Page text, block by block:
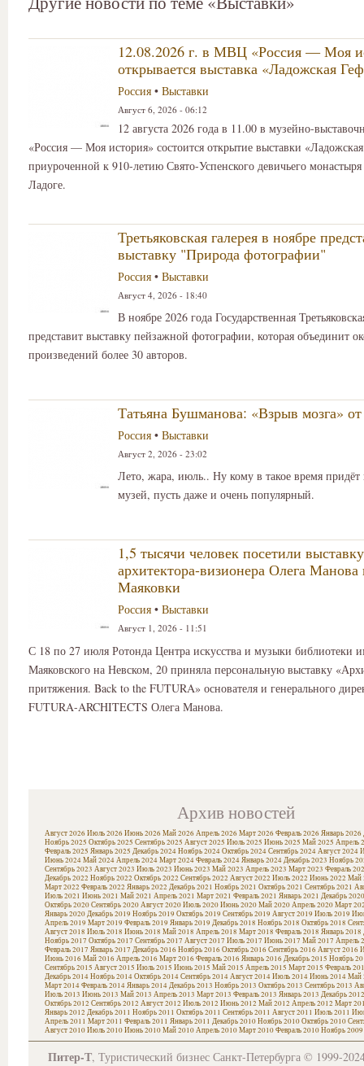
12.08.2026 г. в МВЦ «Россия — Моя
открывается выставка «Ладожская
Россия • Выставки
Август 6, 2026 - 06:12
12 августа 2026 года в 11.00 в музейно-
«Россия — Моя история» состоится открытие выставки
приуроченной к 910-летию Свято-Успенского девичьего
Ладоге.
Третьяковская галерея в ноябре
выставку "Природа фотографии"
Россия • Выставки
Август 4, 2026 - 18:40
В ноябре 2026 года Государственная
представит выставку пейзажной фотографии, которая объединит
произведений более 30 авторов.
Татьяна Бушманова: «Взрыв мозга»
Россия • Выставки
Август 2, 2026 - 23:02
Лето, жара, июль.. Ну кому в такое время придёт
музей, пусть даже и очень популярный.
1,5 тысячи человек посетили выставку
архитектора-визионера Олега Манова
Маяковки
Россия • Выставки
Август 1, 2026 - 11:51
С 18 по 27 июля Ротонда Центра искусства и музыки библиотеки
Маяковского на Невском, 20 приняла персональную выставку
притяжения. Back to the FUTURA» основателя и генерального
FUTURA-ARCHITECTS Олега Манова.
Архив новостей
Август 2026 Июль 2026 Июнь 2026 Май 2026 Апрель 2026 Март 2026 Февраль 2026 Январь 2026
Ноябрь 2025 Октябрь 2025 Сентябрь 2025 Август 2025 Июль 2025 Июнь 2025 Май 2025 Апрель
Февраль 2025 Январь 2025 Декабрь 2024Ноябрь 2024Октябрь 2024Сентябрь 2024Август 2024
Июнь 2024Май 2024Апрель 2024Март 2024Февраль 2024Январь 2024Декабрь 2023 Ноябрь
Сентябрь 2023 Август 2023 Июль 2023 Июнь 2023 Май 2023 Апрель 2023 Март 2023 Февраль
Декабрь 2022 Ноябрь 2022 Октябрь 2022 Сентябрь 2022 Август 2022 Июль 2022 Июнь 2022 Май
Март 2022 Февраль 2022 Январь 2022 Декабрь 2021 Ноябрь 2021 Октябрь 2021 Сентябрь 2021
Июль 2021 Июнь 2021 Май 2021 Апрель 2021 Март 2021 Февраль 2021 Январь 2021 Декабрь 2020
Октябрь 2020Сентябрь 2020Август 2020Июль 2020Июнь 2020Май 2020Апрель 2020Март
Январь 2020Декабрь 2019 Ноябрь 2019 Октябрь 2019 Сентябрь 2019 Август 2019 Июль 2019
Апрель 2019 Март 2019 Февраль 2019 Январь 2019 Декабрь 2018 Ноябрь 2018 Октябрь 2018
Август 2018 Июль 2018 Июнь 2018 Май 2018 Апрель 2018 Март 2018 Февраль 2018 Январь 2018
Ноябрь 2017 Октябрь 2017 Сентябрь 2017 Август 2017 Июль 2017 Июнь 2017 Май 2017 Апрель
Февраль 2017 Январь 2017 Декабрь 2016 Ноябрь 2016 Октябрь 2016 Сентябрь 2016 Август 2016
Июнь 2016 Май 2016 Апрель 2016 Март 2016 Февраль 2016 Январь 2016 Декабрь 2015 Ноябрь
Сентябрь 2015 Август 2015 Июль 2015 Июнь 2015 Май 2015 Апрель 2015 Март 2015 Февраль
Декабрь 2014Ноябрь 2014Октябрь 2014Сентябрь 2014Август 2014Июль 2014Июнь 2014Май
Март 2014Февраль 2014Январь 2014Декабрь 2013 Ноябрь 2013 Октябрь 2013 Сентябрь 2013
Июль 2013 Июнь 2013 Май 2013 Апрель 2013 Март 2013 Февраль 2013 Январь 2013 Декабрь 2012
Октябрь 2012 Сентябрь 2012 Август 2012 Июль 2012 Июнь 2012 Май 2012 Апрель 2012 Март
Январь 2012 Декабрь 2011 Ноябрь 2011 Октябрь 2011 Сентябрь 2011 Август 2011 Июль 2011
Апрель 2011 Март 2011 Февраль 2011 Январь 2011 Декабрь 2010Ноябрь 2010Октябрь 2010
Август 2010Июль 2010Июнь 2010Май 2010Апрель 2010Март 2010Февраль 2010Ноябрь 2009
Питер-Т, Туристический бизнес Санкт-Петербурга © 1999-